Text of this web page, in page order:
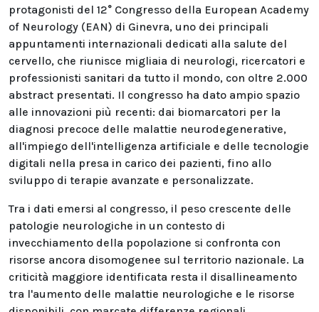
protagonisti del 12° Congresso della European Academy
of Neurology (EAN) di Ginevra, uno dei principali
appuntamenti internazionali dedicati alla salute del
cervello, che riunisce migliaia di neurologi, ricercatori e
professionisti sanitari da tutto il mondo, con oltre 2.000
abstract presentati. Il congresso ha dato ampio spazio
alle innovazioni più recenti: dai biomarcatori per la
diagnosi precoce delle malattie neurodegenerative,
all'impiego dell'intelligenza artificiale e delle tecnologie
digitali nella presa in carico dei pazienti, fino allo
sviluppo di terapie avanzate e personalizzate.
Tra i dati emersi al congresso, il peso crescente delle
patologie neurologiche in un contesto di
invecchiamento della popolazione si confronta con
risorse ancora disomogenee sul territorio nazionale. La
criticità maggiore identificata resta il disallineamento
tra l'aumento delle malattie neurologiche e le risorse